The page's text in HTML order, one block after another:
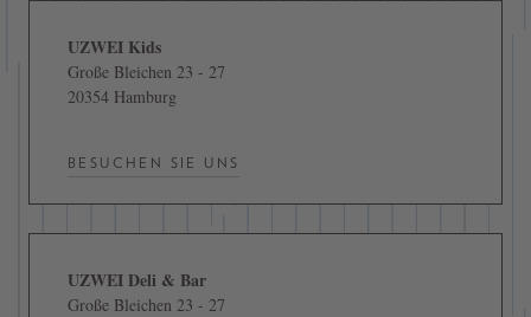
UZWEI Kids
Große Bleichen 23 - 27
20354 Hamburg
BESUCHEN SIE UNS
UZWEI Deli & Bar
Große Bleichen 23 - 27